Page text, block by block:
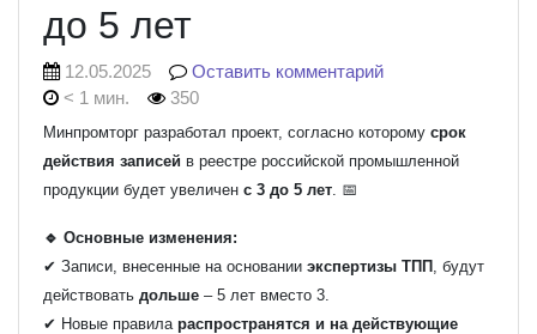
до 5 лет
12.05.2025
Оставить комментарий
< 1 мин.
350
Минпромторг разработал проект, согласно которому срок
действия записей в реестре российской промышленной
продукции будет увеличен с 3 до 5 лет . 📅
🔹 Основные изменения:
✔ Записи, внесенные на основании экспертизы ТПП
, будут
действовать дольше – 5 лет вместо 3.
✔ Новые правила распространятся и на действующие